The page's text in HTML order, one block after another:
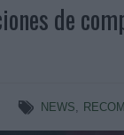
de
NEWS,